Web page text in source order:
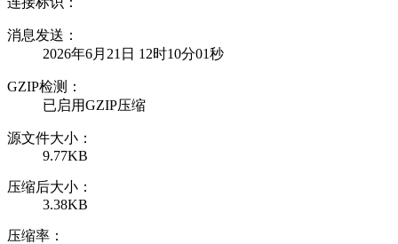
消息发送：
2026年6月21日 12时10分01秒
GZIP检测：
已启用GZIP压缩
源文件大小：
9.77KB
压缩后大小：
3.38KB
压缩率：